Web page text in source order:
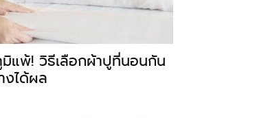
แพ้! วิธีเลือกผ้าปูที่นอนกัน
งได้ผล